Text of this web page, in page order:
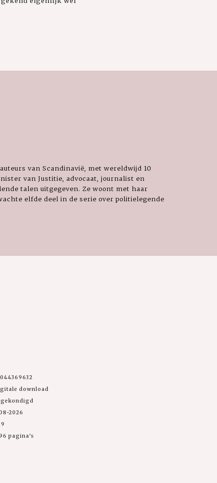
van Scandinavië, met wereldwijd 10
van Justitie, advocaat, journalist en
talen uitgegeven. Ze woont met haar
elfde deel in de serie over politielegende
download
2026
pagina's